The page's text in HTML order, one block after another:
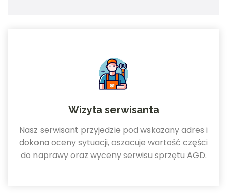
Wizyta serwisanta
Nasz serwisant przyjedzie pod wskazany adres i
dokona oceny sytuacji, oszacuje wartość części
do naprawy oraz wyceny serwisu sprzętu AGD.